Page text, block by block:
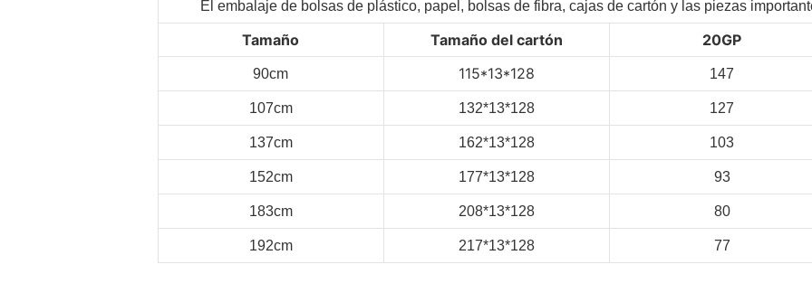
El embalaje de bolsas de plástico, papel, bolsas de fibra, cajas de cartón y las piezas
Tamaño Tamaño del cartón 20GP
90cm 115*13*128 147
107cm 132*13*128 127
137cm 162*13*128 103
152cm 177*13*128 93
183cm 208*13*128 80
192cm 217*13*128 77